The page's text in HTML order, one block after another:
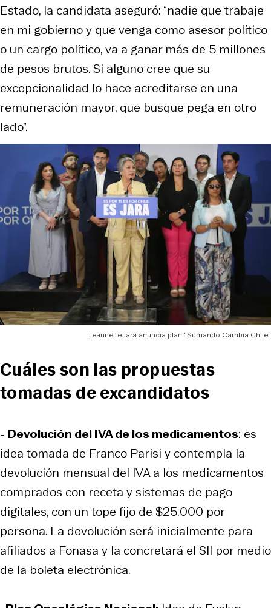
Estado, la candidata aseguró: “nadie que trabaje
en mi gobierno y que venga como asesor político
o un cargo político, va a ganar más de 5 millones
de pesos brutos. Si alguno cree que su
excepcionalidad lo hace acreditarse en una
remuneración mayor, que busque pega en otro
lado”.
Jeannette Jara anuncia plan "Sumando Cambia Chile"
Cuáles son las propuestas
tomadas de excandidatos
- Devolución del IVA de los medicamentos: es
idea tomada de Franco Parisi y contempla la
devolución mensual del IVA a los medicamentos
comprados con receta y sistemas de pago
digitales, con un tope fijo de $25.000 por
persona. La devolución será inicialmente para
afiliados a Fonasa y la concretará el SII por medio
de la boleta electrónica.